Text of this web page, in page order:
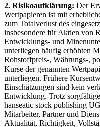
2. Risikoaufklärung: Der
Wertpapieren ist mit
zum Totalverlust des
insbesondere für Aktien von
Entwicklungs- und
unterliegen häufig erhöhten
Rohstoffpreis-, Währungs-,
Kurse der genannten
unterliegen. Frühere
Einschätzungen sind kein
Entwicklung. Trotz
hanseatic stock publishing
Mitarbeiter, Partner und
Aktualität, Richtigkeit,